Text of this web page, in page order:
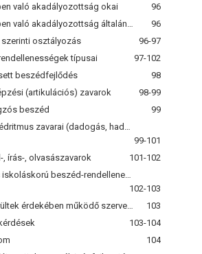
való akadályozottság okai
96
96
osztályozás
96-97
típusai
97-102
beszédfejlődés
98
(artikulációs) zavarok
98-99
beszéd
99
99-101
írás-, olvasászavarok
101-102
102-103
103
103-104
104